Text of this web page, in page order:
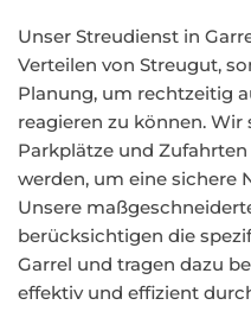
Unser Streudienst in
Verteilen von Streugut,
Planung, um rechtzeitig
reagieren zu können. Wir
Parkplätze und
werden, um eine sichere
Unsere
berücksichtigen die
Garrel und tragen dazu
effektiv und effizient